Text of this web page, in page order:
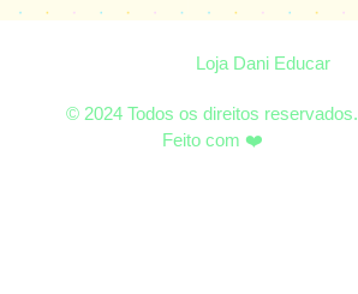
Loja Dani Educar
© 2024 Todos os direitos reservados.
Feito com ❤️